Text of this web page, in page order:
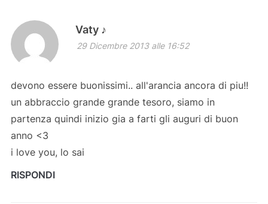
Vaty ♪
29 Dicembre 2013 alle 16:52
devono essere buonissimi.. all'arancia ancora di piu!!
un abbraccio grande grande tesoro, siamo in
partenza quindi inizio gia a farti gli auguri di buon
anno <3
i love you, lo sai
RISPONDI